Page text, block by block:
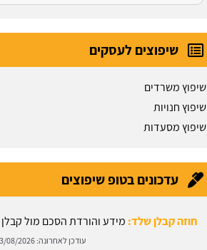
שיפוצים לעסקים
שיפוץ משרדים
שיפוץ חנויות
שיפוץ מסעדות
עדכונים בטופ שיפוצים
חוזה קבלן שלד: מידע והורדת הסכם מול
עודכן לאחרונה: 03/08/2026, בשעה